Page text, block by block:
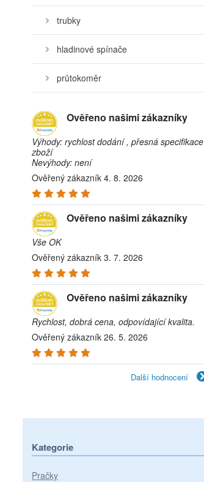
trubky
hladinové spínače
průtokoměr
Ověřeno našimi zákazníky
Výhody: rychlost dodání , přesná specifikace
zboží
Nevýhody: není
Ověřený zákazník 4. 8. 2026
Ověřeno našimi zákazníky
Vše OK
Ověřený zákazník 3. 7. 2026
Ověřeno našimi zákazníky
Rychlost, dobrá cena, odpovídající kvalita.
Ověřený zákazník 26. 5. 2026
Další hodnocení
Kategorie
Pračky